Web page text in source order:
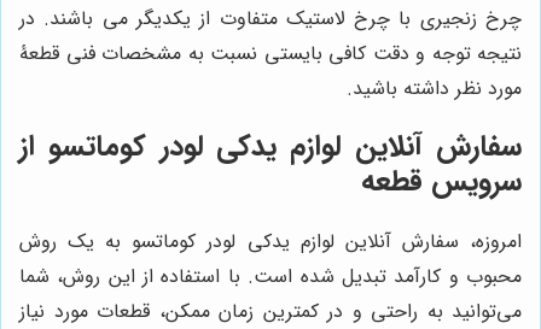
چرخ زنجیری با چرخ لاستیک متفاوت از یکدیگر می باشند. در
نتیجه توجه و دقت کافی بایستی نسبت به مشخصات فنی قطعۀ
مورد نظر داشته باشید.
سفارش آنلاین لوازم یدکی لودر کوماتسو از
سرویس قطعه
امروزه، سفارش آنلاین لوازم یدکی لودر کوماتسو به یک روش
محبوب و کارآمد تبدیل شده است. با استفاده از این روش، شما
می‌توانید به راحتی و در کمترین زمان ممکن، قطعات مورد نیاز